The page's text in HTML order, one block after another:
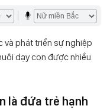
và phát triển sự nghiệp
dạy con được nhiều
là đứa trẻ hạnh